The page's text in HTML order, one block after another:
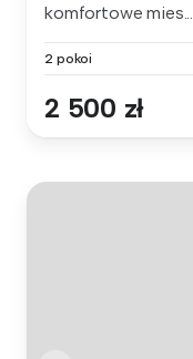
komfortowe mies...
2 pokoi
2 500 zł